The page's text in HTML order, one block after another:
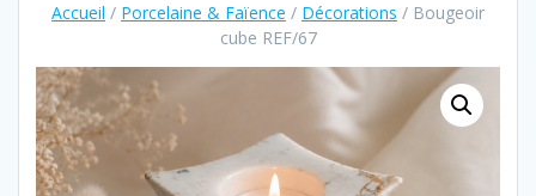
Accueil / Porcelaine & Faïence / Décorations / Bougeoir
cube REF/67